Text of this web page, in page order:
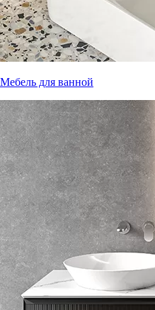
Мебель для ванной